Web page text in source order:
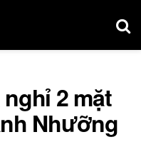
2 mặt
Nhưỡng